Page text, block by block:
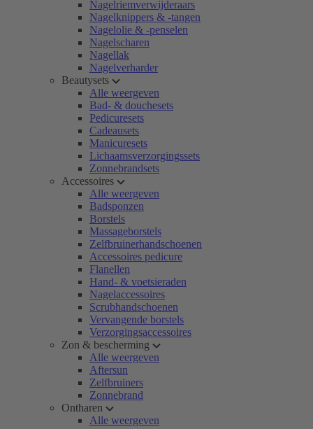
Nagelriemverwijderaars
Nagelknippers & -tangen
Nagelolie & -penselen
Nagelscharen
Nagellak
Nagelverharder
Beautysets
Alle weergeven
Bad- & douchesets
Pedicuresets
Cadeausets
Manicuresets
Lichaamsverzorgingssets
Zonnebrandsets
Accessoires
Alle weergeven
Badsponzen
Borstels
Massageborstels
Zelfbruinerhandschoenen
Accessoires pedicure
Flanellen
Hand- & voetsieraden
Nagelaccessoires
Scrubhandschoenen
Vervangende borstels
Verzorgingsaccessoires
Zon & bescherming
Alle weergeven
Aftersun
Zelfbruiners
Zonnebrand
Ontharen
Alle weergeven